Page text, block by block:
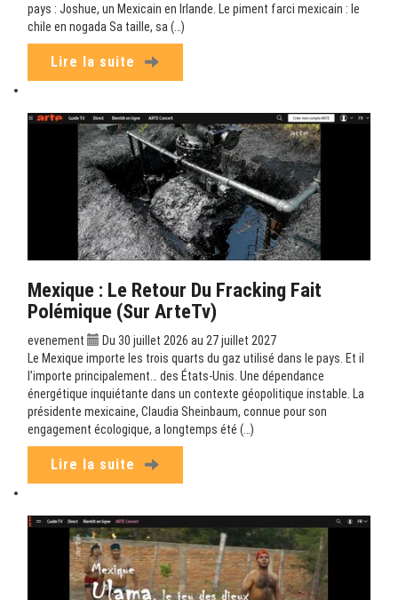
pays : Joshue, un Mexicain en Irlande. Le piment farci mexicain : le
chile en nogada Sa taille, sa (…)
Lire la suite
Mexique : Le Retour Du Fracking Fait
Polémique (sur ArteTv)
evenement
Du 30 juillet 2026 au 27 juillet 2027
Le Mexique importe les trois quarts du gaz utilisé dans le pays. Et il
l’importe principalement… des États-Unis. Une dépendance
énergétique inquiétante dans un contexte géopolitique instable. La
présidente mexicaine, Claudia Sheinbaum, connue pour son
engagement écologique, a longtemps été (…)
Lire la suite